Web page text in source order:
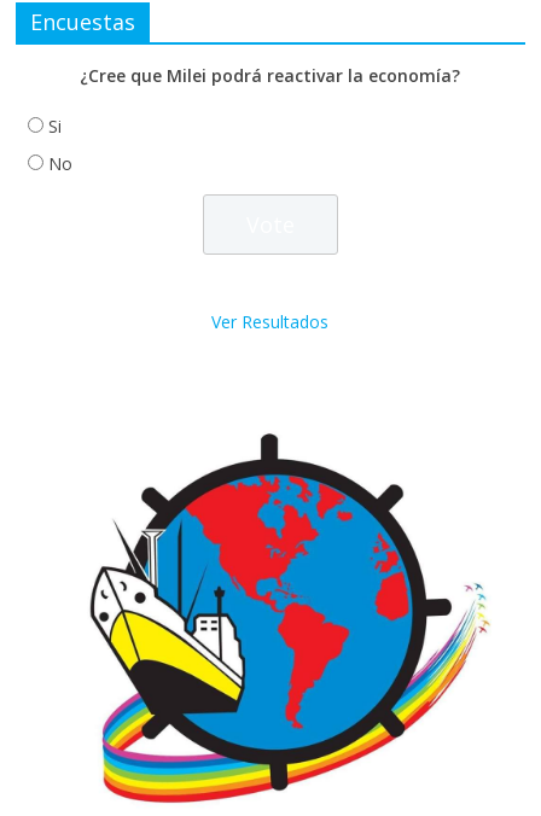
Encuestas
¿Cree que Milei podrá reactivar la economía?
Si
No
Ver Resultados